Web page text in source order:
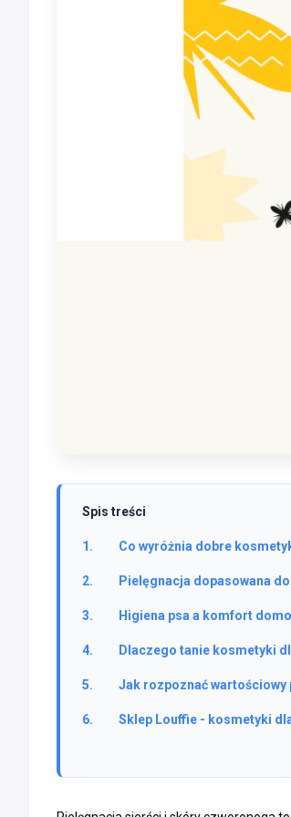
Spis treści
Co wyróżnia dobre
Pielęgnacja dopasowana
Higiena psa a komfort
Dlaczego tanie kosmetyki
Jak rozpoznać wartościowy
Sklep Louffie - kosmetyki